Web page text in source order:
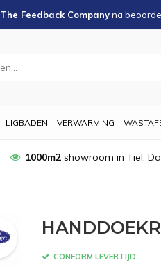
The Feedback Companyna
LIGBADEN VERWARMING
1000m2showroom in Tiel,
CONFORM LEVERTIJD